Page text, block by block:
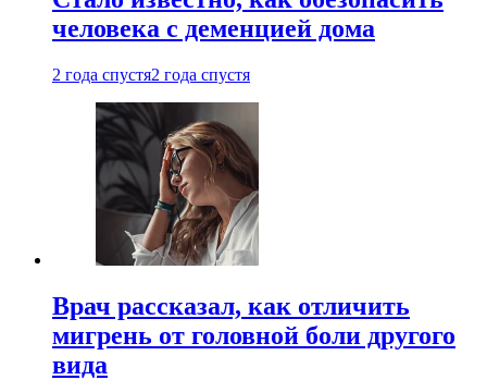
человека с деменцией дома
2 года спустя2 года спустя
Врач рассказал, как отличить
мигрень от головной боли другого
вида